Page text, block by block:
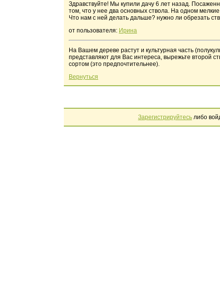
Здравствуйте! Мы купили дачу 6 лет назад.
том, что у нее два основных ствола. На одном
Что нам с ней делать дальше? нужно ли обрезать
от пользователя: Ирина
На Вашем дереве растут и культурная часть
представляют для Вас интереса, вырежьте второй
сортом (это предпочтительнее).
Вернуться
Зарегистрируйтесь либо